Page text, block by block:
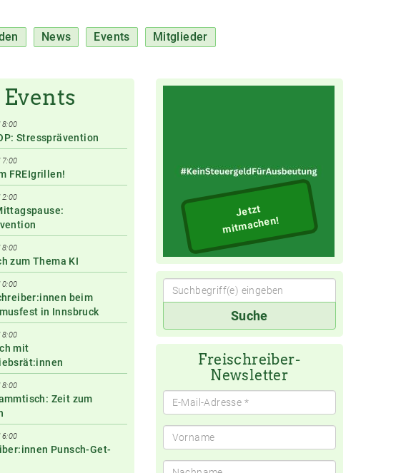
News Events Mitglieder
Events
Stressprävention
FREIgrillen!
zum Thema KI
beim
in Innsbruck
mit
Zeit zum
Punsch-Get-
Jetzt
mitmachen!
Suchbegriff(e)Suche
Freischreiber-
Newsletter